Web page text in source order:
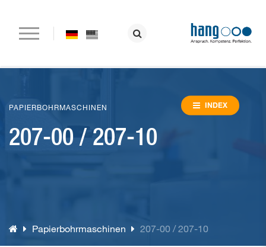
Unternehmen
Papierbohrmaschinen
Sondermaschinen
PAPIERBOHRMASCHINEN
207-00 / 207-10
INDEX
Papierbohrmaschinen 207-00 / 207-10